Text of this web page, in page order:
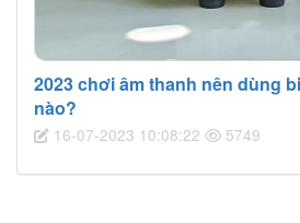
2023 chơi âm thanh nên dùng
nào?
16-07-2023 10:08:22 5749